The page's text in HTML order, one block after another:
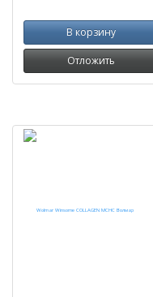
В корзину
Отложить